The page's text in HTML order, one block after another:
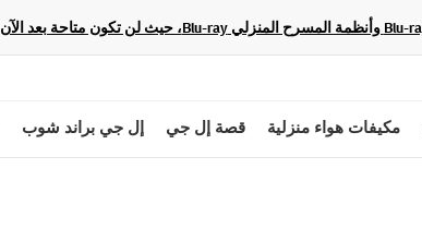
مكيفات هواء منزلية قصة إل جي إل جي براند شوب